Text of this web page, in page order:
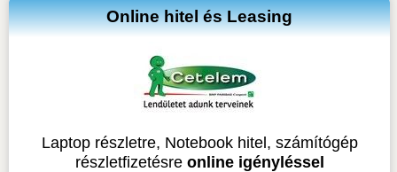
Online hitel és Leasing
Laptop részletre, Notebook hitel, számítógép
részletfizetésre online igényléssel